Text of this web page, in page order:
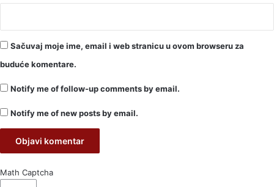
Sačuvaj moje ime, email i web stranicu u ovom browseru za
buduće komentare.
Notify me of follow-up comments by email.
Notify me of new posts by email.
Math Captcha